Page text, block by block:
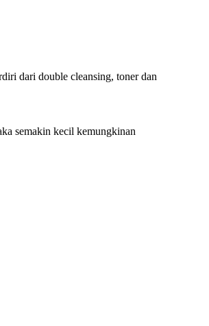
dari double cleansing, toner dan
semakin kecil kemungkinan